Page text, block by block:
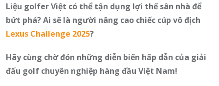
Liệu golfer Việt có thể tận dụng lợi thế sân nhà để
bứt phá? Ai sẽ là người nâng cao chiếc cúp vô địch
Lexus Challenge 2025?
Hãy cùng chờ đón những diễn biến hấp dẫn của giải
đấu golf chuyên nghiệp hàng đầu Việt Nam!